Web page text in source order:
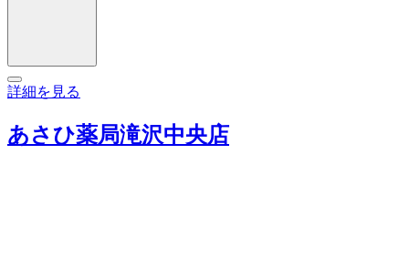
詳細を見る
あさひ薬局滝沢中央店